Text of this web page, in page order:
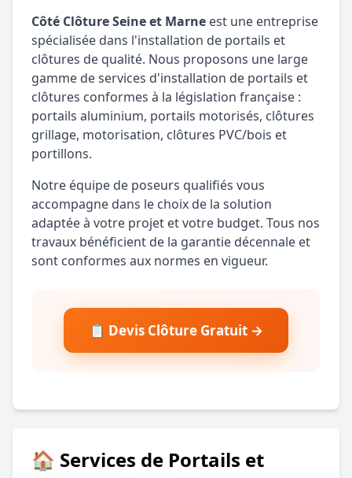
Côté Clôture Seine et Marne est une entreprise
spécialisée dans l'installation de portails et
clôtures de qualité. Nous proposons une large
gamme de services d'installation de portails et
clôtures conformes à la législation française :
portails aluminium, portails motorisés, clôtures
grillage, motorisation, clôtures PVC/bois et
portillons.
Notre équipe de poseurs qualifiés vous
accompagne dans le choix de la solution
adaptée à votre projet et votre budget. Tous nos
travaux bénéficient de la garantie décennale et
sont conformes aux normes en vigueur.
📋 Devis Clôture Gratuit →
🏠 Services de Portails et